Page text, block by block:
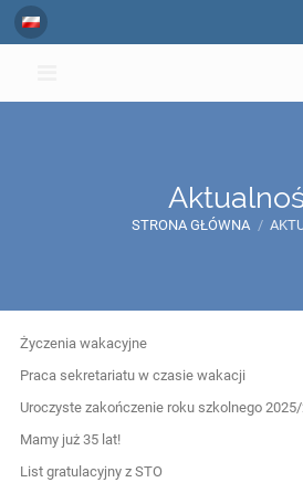
STRONA GŁÓWNA /
Aktualności
Życzenia wakacyjne
Praca sekretariatu w czasie wakacji
Uroczyste zakończenie roku szkolnego
Mamy już 35 lat!
List gratulacyjny z STO